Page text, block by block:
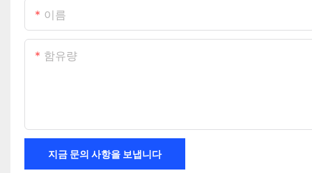
이름
함유량
지금 문의 사항을 보냅니다